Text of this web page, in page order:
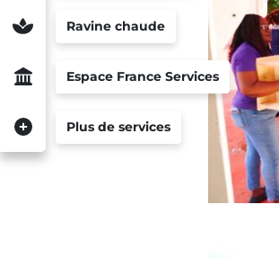
Ravine chaude
Espace France Services
Plus de services